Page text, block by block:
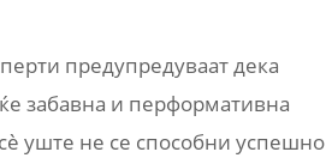
предупредуваат дека
забавна и перформативна
уште не се способни успешно